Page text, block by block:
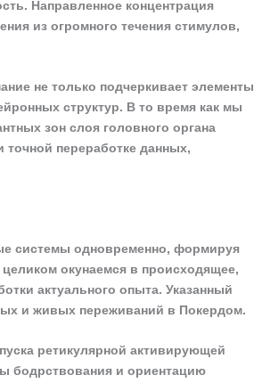
Направленное концентрация
из огромного течения стимулов,
не только подчеркивает элементы
структур. В то время как мы
зон слоя головного органа
точной переработке данных,
системы одновременно, формируя
окунаемся в происходящее,
актуального опыта. Указанный
и живых переживаний в Покердом.
ретикулярной активирующей
бодрствования и ориентацию